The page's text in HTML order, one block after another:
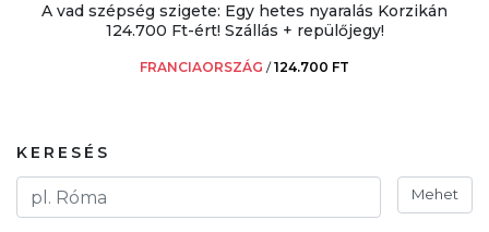
A vad szépség szigete: Egy hetes nyaralás Korzikán
124.700 Ft-ért! Szállás + repülőjegy!
FRANCIAORSZÁG /124.700 FT
KERESÉS
Mehet